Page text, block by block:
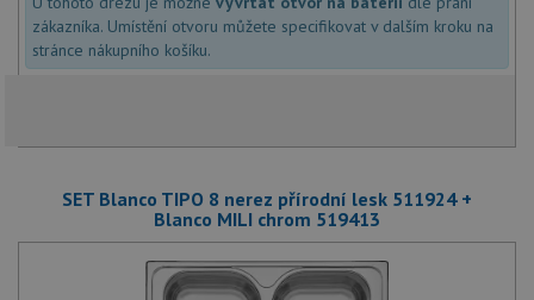
zákazníka. Umístění otvoru můžete specifikovat v dalším kroku na
stránce nákupního košíku.
SET Blanco TIPO 8 nerez přírodní lesk 511924 +
Blanco MILI chrom 519413